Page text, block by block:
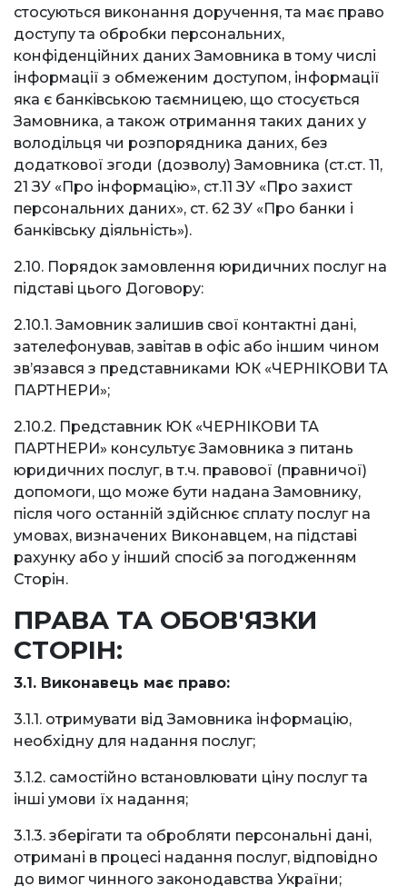
стосуються виконання доручення, та має право
доступу та обробки персональних,
конфіденційних даних Замовника в тому числі
інформації з обмеженим доступом, інформації
яка є банківською таємницею, що стосується
Замовника, а також отримання таких даних у
володільця чи розпорядника даних, без
додаткової згоди (дозволу) Замовника (ст.ст. 11,
21 ЗУ «Про інформацію», ст.11 ЗУ «Про захист
персональних даних», ст. 62 ЗУ «Про банки і
банківську діяльність»).
2.10. Порядок замовлення юридичних послуг на
підставі цього Договору:
2.10.1. Замовник залишив свої контактні дані,
зателефонував, завітав в офіс або іншим чином
зв’язався з представниками ЮК «ЧЕРНІКОВИ ТА
ПАРТНЕРИ»;
2.10.2. Представник ЮК «ЧЕРНІКОВИ ТА
ПАРТНЕРИ» консультує Замовника з питань
юридичних послуг, в т.ч. правової (правничої)
допомоги, що може бути надана Замовнику,
після чого останній здійснює сплату послуг на
умовах, визначених Виконавцем, на підставі
рахунку або у інший спосіб за погодженням
Сторін.
ПРАВА ТА ОБОВ'ЯЗКИ
СТОРІН:
3.1. Виконавець має право:
3.1.1. отримувати від Замовника інформацію,
необхідну для надання послуг;
3.1.2. самостійно встановлювати ціну послуг та
інші умови їх надання;
3.1.3. зберігати та обробляти персональні дані,
отримані в процесі надання послуг, відповідно
до вимог чинного законодавства України;